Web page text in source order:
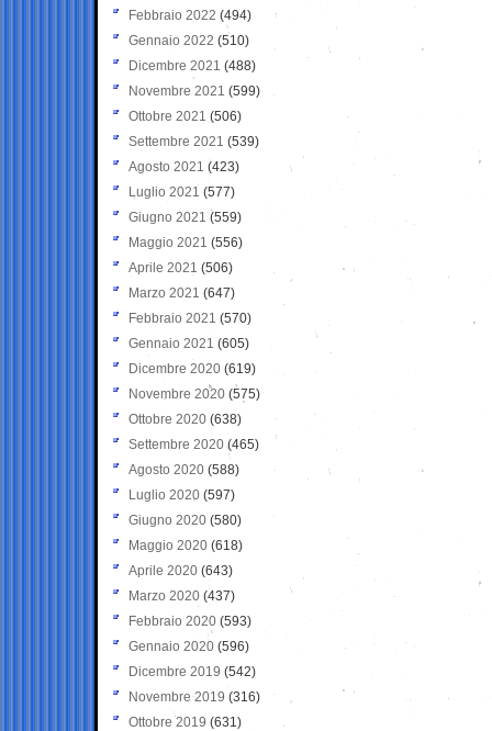
Febbraio 2022 (494)
Gennaio 2022 (510)
Dicembre 2021 (488)
Novembre 2021 (599)
Ottobre 2021 (506)
Settembre 2021 (539)
Agosto 2021 (423)
Luglio 2021 (577)
Giugno 2021(559)
Maggio 2021 (556)
Aprile 2021 (506)
Marzo 2021 (647)
Febbraio 2021 (570)
Gennaio 2021 (605)
Dicembre 2020 (619)
Novembre 2020 (575)
Ottobre 2020 (638)
Settembre 2020(465)
Agosto 2020 (588)
Luglio 2020 (597)
Giugno 2020 (580)
Maggio 2020 (618)
Aprile 2020 (643)
Marzo 2020 (437)
Febbraio 2020 (593)
Gennaio 2020 (596)
Dicembre 2019 (542)
Novembre 2019 (316)
Ottobre 2019 (631)